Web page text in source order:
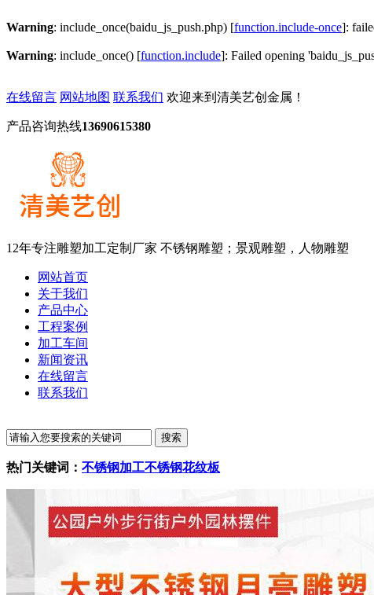
Warning: include_once(baidu_js_push.php) [function.include-once]:
Warning: include_once() [function.include]: Failed opening
在线留言 网站地图 联系我们 欢迎来到清美艺创金属！
产品咨询热线13690615380
12年专注雕塑加工定制厂家 不锈钢雕塑；景观雕塑，人物雕塑
网站首页
关于我们
产品中心
工程案例
加工车间
新闻资讯
在线留言
联系我们
热门关键词： 不锈钢加工不锈钢花纹板